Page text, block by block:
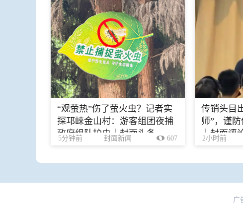
“观萤热”伤了萤火虫？记者实
探邛崃金山村：游客组团夜捕
政府组队护虫｜封面头条
5分钟前 封面新闻 607
传销头目
师”，谨
｜封面评
2小时前
广